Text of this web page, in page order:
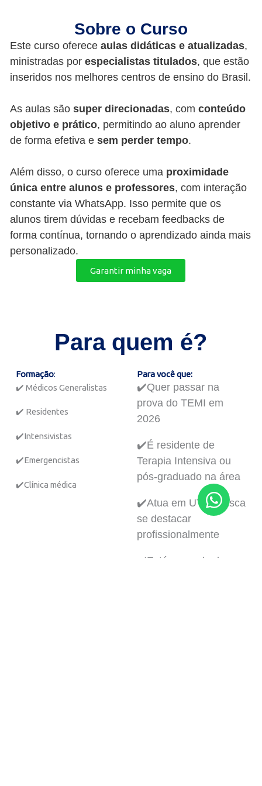
Sobre o Curso
Este curso oferece aulas didáticas e atualizadas,
ministradas por especialistas titulados, que estão
inseridos nos melhores centros de ensino do Brasil.
As aulas são super direcionadas, com conteúdo
objetivo e prático, permitindo ao aluno aprender
de forma efetiva e sem perder tempo.
Além disso, o curso oferece uma proximidade
única entre alunos e professores, com interação
constante via WhatsApp. Isso permite que os
alunos tirem dúvidas e recebam feedbacks de
forma contínua, tornando o aprendizado ainda mais
personalizado.
Garantir minha vaga
Para quem é?
Formação:
✔️ Médicos Generalistas
✔️ Residentes
✔️Intensivistas
✔️Emergencistas
✔️Clínica médica
Para você que:
✔️Quer passar na
prova do TEMI em
2026
✔️É residente de
Terapia Intensiva ou
pós-graduado na área
✔️Atua em UTI e busca
se destacar
profissionalmente
✔️Está cansado de